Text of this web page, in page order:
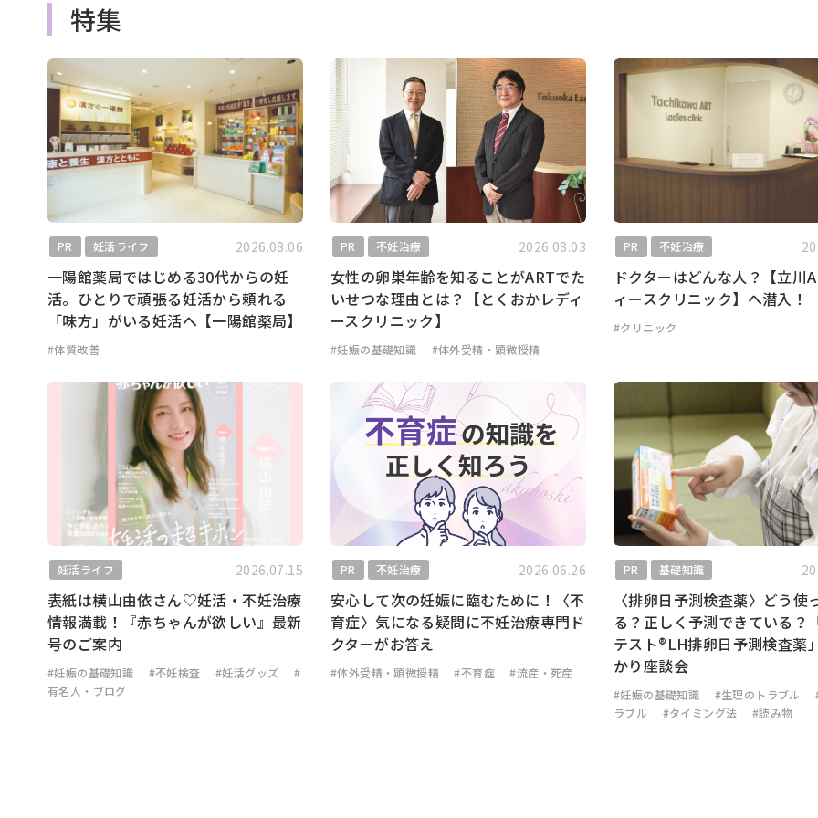
特集
PR 妊活ライフ 2026.08.06
一陽館薬局ではじめる30代からの妊
活。ひとりで頑張る妊活から頼れる
「味方」がいる妊活へ【一陽館薬局】
#体質改善
PR 不妊治療 2026.08.03
女性の卵巣年齢を知ることがARTでた
いせつな理由とは？【とくおかレディ
ースクリニック】
#妊娠の基礎知識 #体外受精・顕微授精
PR 不妊治療
ドクターはどんな人？【立川
ィースクリニック】へ潜入！
#クリニック
妊活ライフ 2026.07.15
表紙は横山由依さん♡妊活・不妊治療
情報満載！『赤ちゃんが欲しい』最新
号のご案内
#妊娠の基礎知識 #不妊検査 #妊活グッズ
#
有名人・ブログ
PR 不妊治療 2026.06.26
安心して次の妊娠に臨むために！〈不
育症〉気になる疑問に不妊治療専門ド
クターがお答え
#体外受精・顕微授精 #不育症 #流産・死産
PR 基礎知識
〈排卵日予測検査薬〉どう使
る？正しく予測できている？
テスト®LH排卵日予測検査薬
かり座談会
#妊娠の基礎知識 #生理のトラブル
ラブル
#タイミング法 #読み物